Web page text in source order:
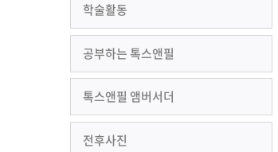
학술활동
공부하는 톡스앤필
톡스앤필 앰버서더
전후사진